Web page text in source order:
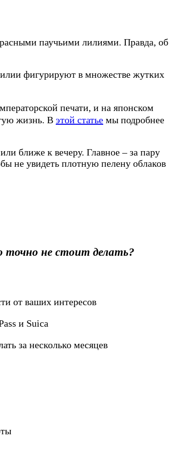
паучьими лилиями. Правда, об
фигурируют в множестве жутких
печати, и на японском
жизнь. В этой статье мы подробнее
ближе к вечеру. Главное – за пару
не увидеть плотную пелену облаков
точно не стоит делать?
от ваших интересов
и Suica
за несколько месяцев